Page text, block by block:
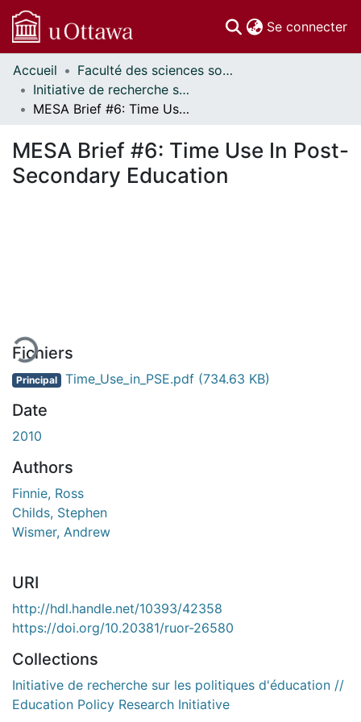
Se connecter
Communautés
et collections
Parcourir
À propos
Accueil
Faculté des sciences sociales // Faculty of Social Sciences
Initiative de recherche sur les politiques d'éducation // Education Policy Research Initiative
MESA Brief #6: Time Use In Post-Secondary Education
MESA Brief #6: Time Use In Post-
Secondary Education
Fichiers
Principal Time_Use_in_PSE.pdf (734.63 KB)
Date
2010
Authors
Finnie, Ross
Childs, Stephen
Wismer, Andrew
URI
http://hdl.handle.net/10393/42358
https://doi.org/10.20381/ruor-26580
Collections
Initiative de recherche sur les politiques d'éducation //
Education Policy Research Initiative